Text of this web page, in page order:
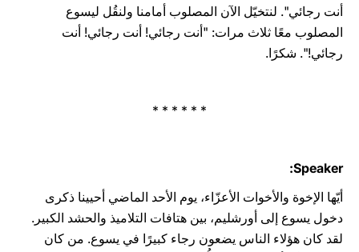
أنت رجائي". لنتخيّل الآن المصلوب أمامنا ولنقُل ليسوع
المصلوب معًا ثلاث مرات: "أنت رجائي! أنت رجائي! أنت
رجائي!". شكرًا.
* * * * * *
Speaker:
أيّها الإخوة والأخوات الأعزّاء، يوم الأحد الماضي أحيينا ذكرى
دخول يسوع إلى أورشليم، بين هتافات التلاميذ والحشد الكبير.
لقد كان هؤلاء الناس يضعون رجاء كبيرًا في يسوع. من كان